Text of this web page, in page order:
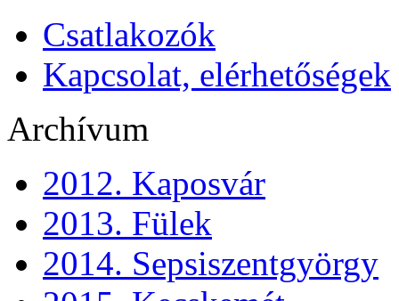
Csatlakozók
Kapcsolat, elérhetőségek
Archívum
2012. Kaposvár
2013. Fülek
2014. Sepsiszentgyörgy